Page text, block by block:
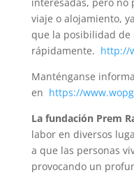
viaje o alojamiento,
que la posibilidad de
rápidamente. http://
Manténganse
en https://
La fundación Prem
labor en diversos
a que las personas
provocando un